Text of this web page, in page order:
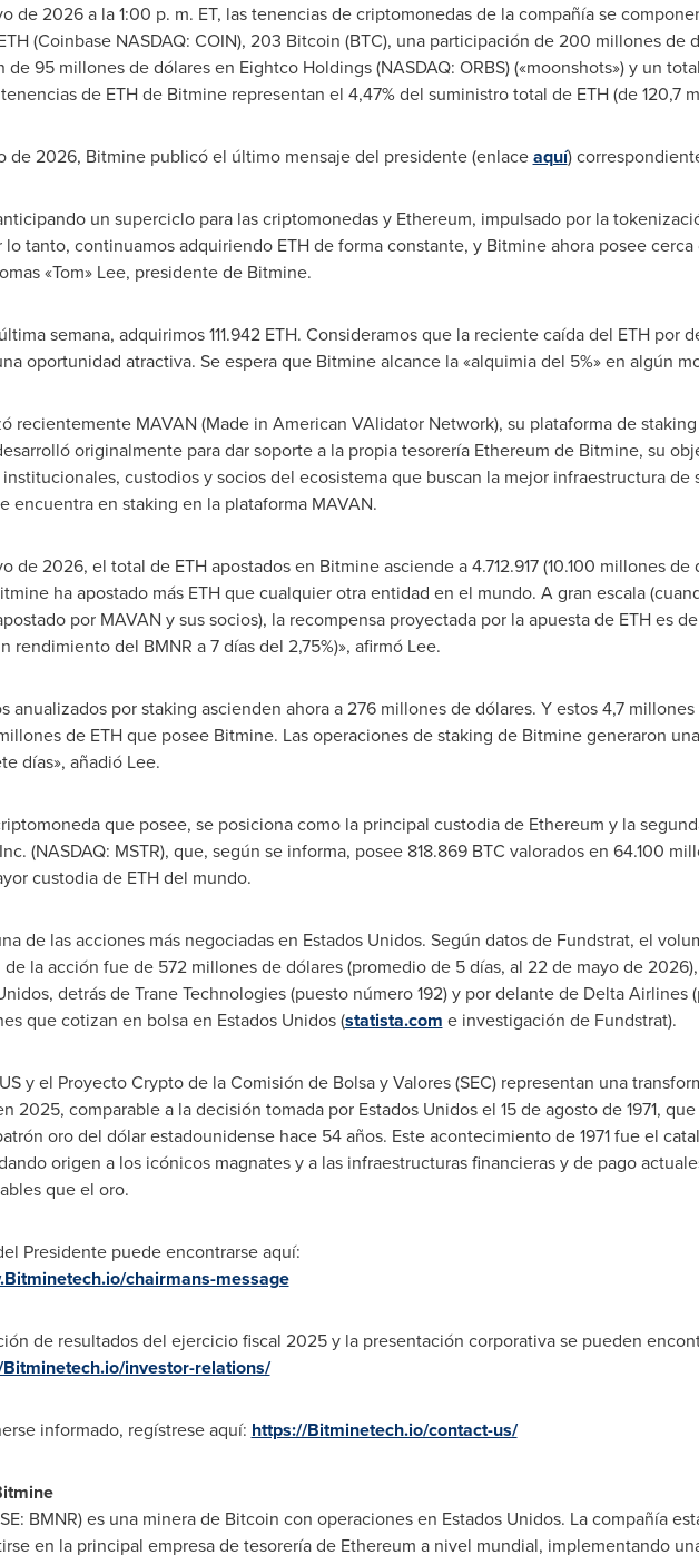
de 2026 a la 1:00 p. m. ET, las tenencias de criptomonedas de la compañía se
(Coinbase NASDAQ: COIN), 203 Bitcoin (BTC), una participación de 200 millones de
de 95 millones de dólares en Eightco Holdings (NASDAQ: ORBS) («moonshots») y un
de ETH de Bitmine representan el 4,47% del suministro total de ETH (de 120,7
de 2026, Bitmine publicó el último mensaje del presidente (enlaceaquí)
un superciclo para las criptomonedas y Ethereum, impulsado por la
lo tanto, continuamos adquiriendo ETH de forma constante, y Bitmine ahora posee
«Tom» Lee, presidente de Bitmine.
semana, adquirimos 111.942 ETH. Consideramos que la reciente caída del ETH por
oportunidad atractiva. Se espera que Bitmine alcance la «alquimia del 5%» en algún
recientemente MAVAN (Made in American VAlidator Network), su plataforma de
originalmente para dar soporte a la propia tesorería Ethereum de Bitmine, su
custodios y socios del ecosistema que buscan la mejor infraestructura de
encuentra en staking en la plataforma MAVAN.
de 2026, el total de ETH apostados en Bitmine asciende a 4.712.917 (10.100 millones de
ha apostado más ETH que cualquier otra entidad en el mundo. A gran escala
por MAVAN y sus socios), la recompensa proyectada por la apuesta de ETH es
rendimiento del BMNR a 7 días del 2,75%)», afirmó Lee.
anualizados por staking ascienden ahora a 276 millones de dólares. Y estos 4,7
de ETH que posee Bitmine. Las operaciones de staking de Bitmine generaron
días», añadió Lee.
que posee, se posiciona como la principal custodia de Ethereum y la
(NASDAQ: MSTR), que, según se informa, posee 818.869 BTC valorados en 64.100
custodia de ETH del mundo.
de las acciones más negociadas en Estados Unidos. Según datos de Fundstrat, el
la acción fue de 572 millones de dólares (promedio de 5 días, al 22 de mayo de
detrás de Trane Technologies (puesto número 192) y por delante de Delta Airlines
que cotizan en bolsa en Estados Unidos (statista.com e investigación de Fundstrat).
y el Proyecto Crypto de la Comisión de Bolsa y Valores (SEC) representan una
2025, comparable a la decisión tomada por Estados Unidos el 15 de agosto de 1971,
oro del dólar estadounidense hace 54 años. Este acontecimiento de 1971 fue el
origen a los icónicos magnates y a las infraestructuras financieras y de pago
que el oro.
Presidente puede encontrarse aquí:
chairmans-message
de resultados del ejercicio fiscal 2025 y la presentación corporativa se pueden
investor-relations/
informado, regístrese aquí: https://Bitminetech.io/contact-us/
BMNR) es una minera de Bitcoin con operaciones en Estados Unidos. La compañía
en la principal empresa de tesorería de Ethereum a nivel mundial, implementando